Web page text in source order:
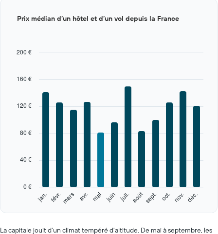
Range:
categories.
values.
graphic.
jan. févr.mars avr. mai juin juil. aoûtsept. oct. nov. déc.
0 €
40 €
80 €
120 €
160 €
200 €
Prix médian d’un hôtel et d’un vol depuis la France
interactive
La capitale jouit d'un climat tempéré d'altitude. De mai à septembre, les